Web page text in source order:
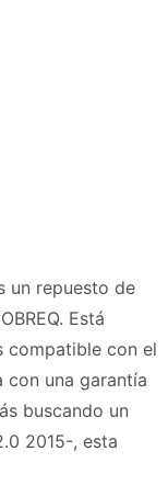
un repuesto de
Está
compatible con el
con una garantía
buscando un
2015-, esta